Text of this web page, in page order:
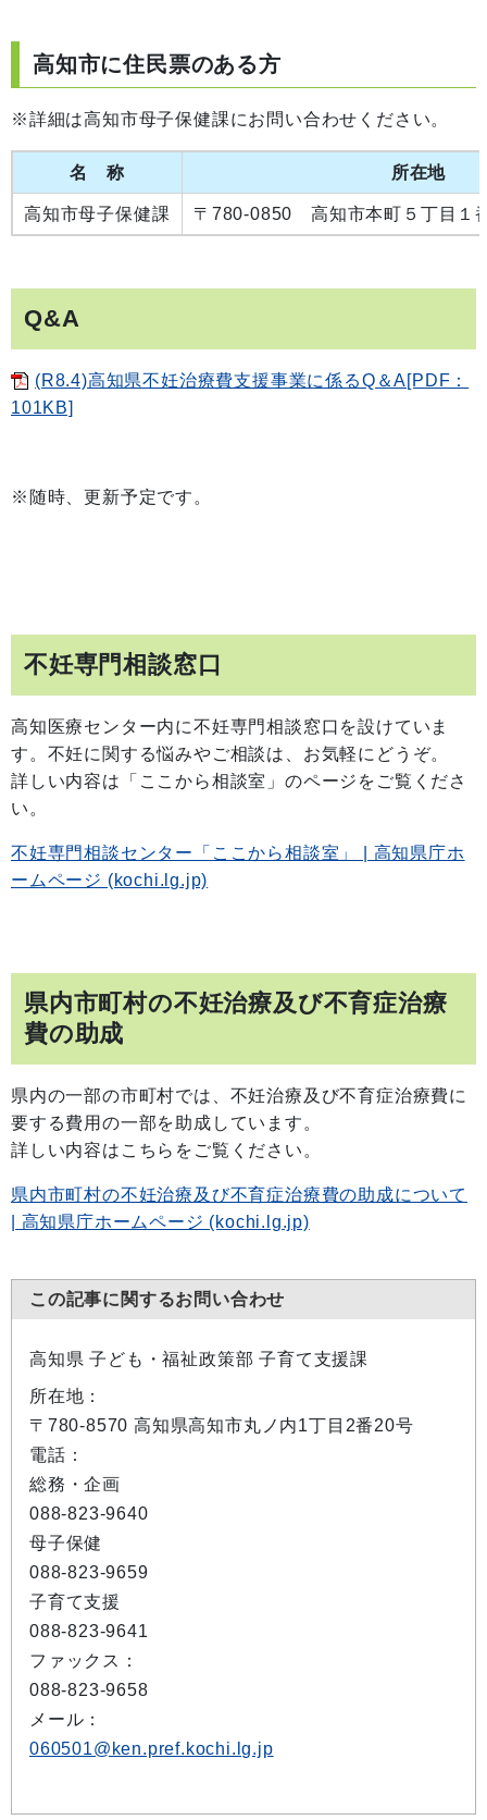
高知市に住民票のある方
※詳細は高知市母子保健課にお問い合わせください。
名 称 所在地
高知市母子保健課 〒780-0850 高知市本町５丁目１
Q&A
(R8.4)高知県不妊治療費支援事業に係るQ＆A[PDF：
101KB]
※随時、更新予定です。
不妊専門相談窓口
高知医療センター内に不妊専門相談窓口を設けていま
す。不妊に関する悩みやご相談は、お気軽にどうぞ。
詳しい内容は「ここから相談室」のページをご覧くださ
い。
不妊専門相談センター「ここから相談室」 | 高知県庁ホ
ームページ (kochi.lg.jp)
県内市町村の不妊治療及び不育症治療
費の助成
県内の一部の市町村では、不妊治療及び不育症治療費に
要する費用の一部を助成しています。
詳しい内容はこちらをご覧ください。
県内市町村の不妊治療及び不育症治療費の助成について
| 高知県庁ホームページ (kochi.lg.jp)
この記事に関するお問い合わせ
高知県 子ども・福祉政策部 子育て支援課
所在地：
〒780-8570 高知県高知市丸ノ内1丁目2番20号
電話：
総務・企画
088-823-9640
母子保健
088-823-9659
子育て支援
088-823-9641
ファックス：
088-823-9658
メール：
060501@ken.pref.kochi.lg.jp